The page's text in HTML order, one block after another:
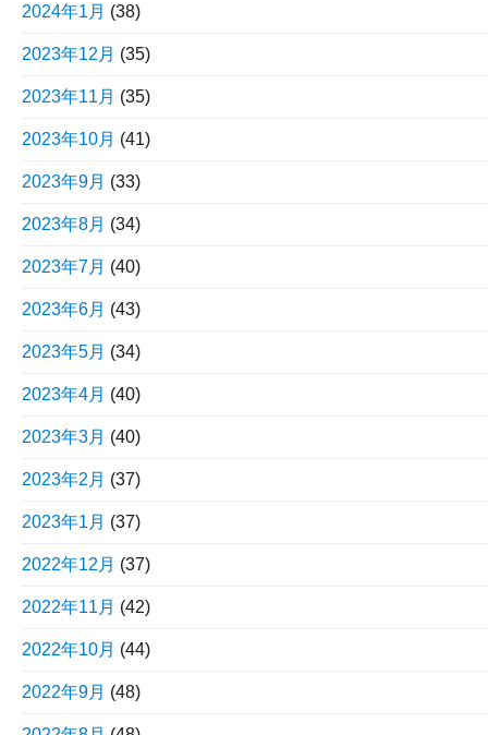
2024年1月 (38)
2023年12月 (35)
2023年11月 (35)
2023年10月 (41)
2023年9月 (33)
2023年8月 (34)
2023年7月 (40)
2023年6月 (43)
2023年5月 (34)
2023年4月 (40)
2023年3月 (40)
2023年2月 (37)
2023年1月 (37)
2022年12月 (37)
2022年11月 (42)
2022年10月 (44)
2022年9月 (48)